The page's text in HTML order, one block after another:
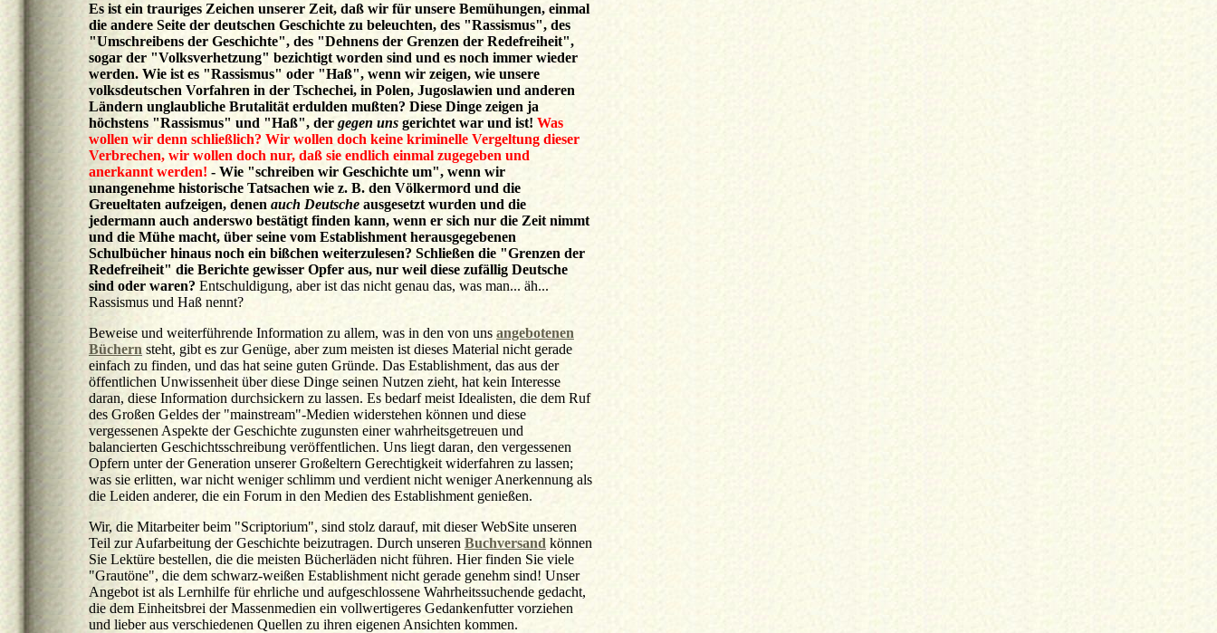
Es ist ein trauriges Zeichen unserer Zeit, daß wir für unsere Bemühungen, einmal
die andere Seite der deutschen Geschichte zu beleuchten, des "Rassismus", des
"Umschreibens der Geschichte", des "Dehnens der Grenzen der Redefreiheit",
sogar der "Volksverhetzung" bezichtigt worden sind und es noch immer wieder
werden. Wie ist es "Rassismus" oder "Haß", wenn wir zeigen, wie unsere
volksdeutschen Vorfahren in der Tschechei, in Polen, Jugoslawien und anderen
Ländern unglaubliche Brutalität erdulden mußten? Diese Dinge zeigen ja
höchstens "Rassismus" und "Haß", der gegen uns gerichtet war und ist! Was
wollen wir denn schließlich? Wir wollen doch keine kriminelle Vergeltung dieser
Verbrechen, wir wollen doch nur, daß sie endlich einmal zugegeben und
anerkannt werden! - Wie "schreiben wir Geschichte um", wenn wir
unangenehme historische Tatsachen wie z. B. den Völkermord und die
Greueltaten aufzeigen, denen auch Deutsche ausgesetzt wurden und die
jedermann auch anderswo bestätigt finden kann, wenn er sich nur die Zeit nimmt
und die Mühe macht, über seine vom Establishment herausgegebenen
Schulbücher hinaus noch ein bißchen weiterzulesen? Schließen die "Grenzen der
Redefreiheit" die Berichte gewisser Opfer aus, nur weil diese zufällig Deutsche
sind oder waren? Entschuldigung, aber ist das nicht genau das, was man... äh...
Rassismus und Haß nennt?
Beweise und weiterführende Information zu allem, was in den von uns angebotenen
Büchern steht, gibt es zur Genüge, aber zum meisten ist dieses Material nicht gerade
einfach zu finden, und das hat seine guten Gründe. Das Establishment, das aus der
öffentlichen Unwissenheit über diese Dinge seinen Nutzen zieht, hat kein Interesse
daran, diese Information durchsickern zu lassen. Es bedarf meist Idealisten, die dem Ruf
des Großen Geldes der "mainstream"-Medien widerstehen können und diese
vergessenen Aspekte der Geschichte zugunsten einer wahrheitsgetreuen und
balancierten Geschichtsschreibung veröffentlichen. Uns liegt daran, den vergessenen
Opfern unter der Generation unserer Großeltern Gerechtigkeit widerfahren zu lassen;
was sie erlitten, war nicht weniger schlimm und verdient nicht weniger Anerkennung als
die Leiden anderer, die ein Forum in den Medien des Establishment genießen.
Wir, die Mitarbeiter beim "Scriptorium", sind stolz darauf, mit dieser WebSite unseren
Teil zur Aufarbeitung der Geschichte beizutragen. Durch unseren Buchversand können
Sie Lektüre bestellen, die die meisten Bücherläden nicht führen. Hier finden Sie viele
"Grautöne", die dem schwarz-weißen Establishment nicht gerade genehm sind! Unser
Angebot ist als Lernhilfe für ehrliche und aufgeschlossene Wahrheitssuchende gedacht,
die dem Einheitsbrei der Massenmedien ein vollwertigeres Gedankenfutter vorziehen
und lieber aus verschiedenen Quellen zu ihren eigenen Ansichten kommen.